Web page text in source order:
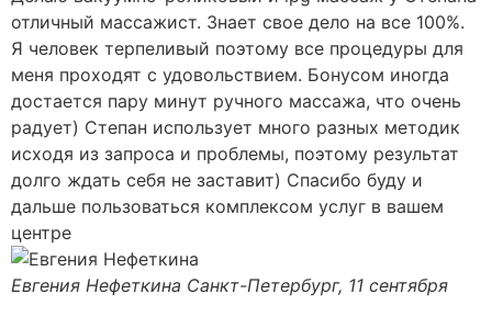
отличный массажист. Знает свое дело на все 100%.
Я человек терпеливый поэтому все процедуры для
меня проходят с удовольствием. Бонусом иногда
достается пару минут ручного массажа, что очень
радует) Степан использует много разных методик
исходя из запроса и проблемы, поэтому результат
долго ждать себя не заставит) Спасибо буду и
дальше пользоваться комплексом услуг в вашем
центре
Евгения Нефеткина Санкт-Петербург, 11 сентября